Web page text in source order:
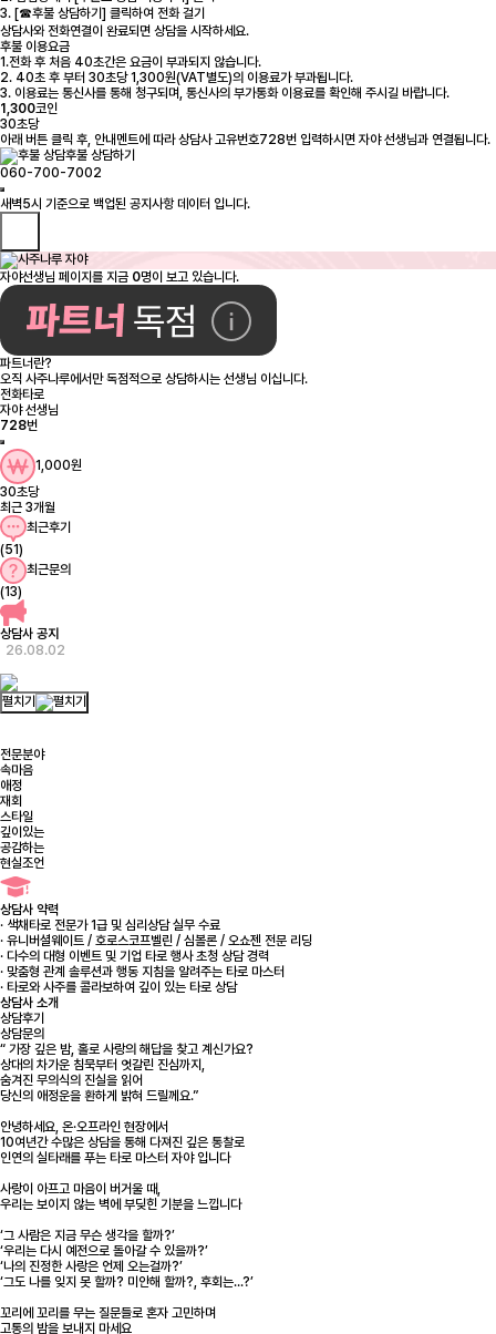
3. [☎후불 상담하기] 클릭하여 전화 걸기
상담사와 전화연결이 완료되면 상담을 시작하세요.
후불 이용요금
1.전화 후 처음 40초간은 요금이 부과되지 않습니다.
2. 40초 후 부터 30초당 1,300원(VAT별도)의 이용료가 부과됩니다.
3. 이용료는 통신사를 통해 청구되며, 통신사의 부가통화 이용료를 확인해 주시길 바랍니다.
1,300코인
30초당
아래 버튼 클릭 후, 안내멘트에 따라 상담사 고유번호728번 입력하시면 자야 선생님과 연결됩니다.
후불 상담하기
060-700-7002
자야선생님 페이지를 지금 0명이 보고 있습니다.
파트너란?
오직 사주나루에서만 독점적으로 상담하시는 선생님 이십니다.
전화타로
자야 선생님
728번
1,000원
30초당
최근 3개월
최근후기
(51)
최근문의
(13)
상담사 공지
26.08.02
펼치기
전문분야
속마음
애정
재회
스타일
깊이있는
공감하는
현실조언
상담사 약력
· 색채타로 전문가 1급 및 심리상담 실무 수료
· 유니버셜웨이트 / 호로스코프벨린 / 심볼론 / 오쇼젠 전문 리딩
· 다수의 대형 이벤트 및 기업 타로 행사 초청 상담 경력
· 맞춤형 관계 솔루션과 행동 지침을 알려주는 타로 마스터
· 타로와 사주를 콜라보하여 깊이 있는 타로 상담
상담사 소개
상담후기
상담문의
“ 가장 깊은 밤, 홀로 사랑의 해답을 찾고 계신가요?
상대의 차가운 침묵부터 엇갈린 진심까지,
숨겨진 무의식의 진실을 읽어
당신의 애정운을 환하게 밝혀 드릴께요.”
안녕하세요, 온·오프라인 현장에서
10여년간 수많은 상담을 통해 다져진 깊은 통찰로
인연의 실타래를 푸는 타로 마스터 자야 입니다
사랑이 아프고 마음이 버거울 때,
우리는 보이지 않는 벽에 부딪힌 기분을 느낍니다
‘그 사람은 지금 무슨 생각을 할까?’
‘우리는 다시 예전으로 돌아갈 수 있을까?’
‘나의 진정한 사랑은 언제 오는걸까?’
‘그도 나를 잊지 못 할까? 미안해 할까?, 후회는...?’
꼬리에 꼬리를 무는 질문들로 혼자 고민하며
고통의 밤을 보내지 마세요